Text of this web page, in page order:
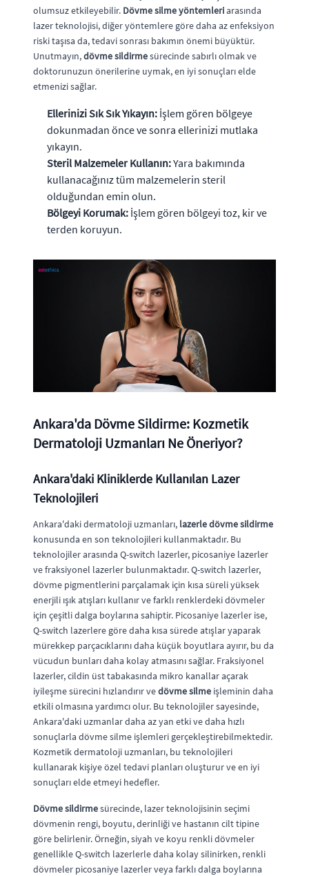
olumsuz etkileyebilir. Dövme silme yöntemleriarasında
lazer teknolojisi, diğer yöntemlere göre daha az enfeksiyon
riski taşısa da, tedavi sonrası bakımın önemi büyüktür.
Unutmayın,dövme sildirmesürecinde sabırlı olmak ve
doktorunuzun önerilerine uymak, en iyi sonuçları elde
etmenizi sağlar.
Ellerinizi Sık Sık Yıkayın: İşlem gören bölgeye
dokunmadan önce ve sonra ellerinizi mutlaka
yıkayın.
Steril Malzemeler Kullanın:Yara bakımında
kullanacağınız tüm malzemelerin steril
olduğundan emin olun.
Bölgeyi Korumak: İşlem gören bölgeyi toz, kir ve
terden koruyun.
Ankara'da Dövme Sildirme: Kozmetik
Dermatoloji Uzmanları Ne Öneriyor?
Ankara'daki Kliniklerde Kullanılan Lazer
Teknolojileri
Ankara'daki dermatoloji uzmanları, lazerle dövme sildirme
konusunda en son teknolojileri kullanmaktadır. Bu
teknolojiler arasında Q-switch lazerler, picosaniye lazerler
ve fraksiyonel lazerler bulunmaktadır. Q-switch lazerler,
dövme pigmentlerini parçalamak için kısa süreli yüksek
enerjili ışık atışları kullanır ve farklı renklerdeki dövmeler
için çeşitli dalga boylarına sahiptir. Picosaniye lazerler ise,
Q-switch lazerlere göre daha kısa sürede atışlar yaparak
mürekkep parçacıklarını daha küçük boyutlara ayırır, bu da
vücudun bunları daha kolay atmasını sağlar. Fraksiyonel
lazerler, cildin üst tabakasında mikro kanallar açarak
iyileşme sürecini hızlandırır vedövme silme işleminin daha
etkili olmasına yardımcı olur. Bu teknolojiler sayesinde,
Ankara'daki uzmanlar daha az yan etki ve daha hızlı
sonuçlarla dövme silme işlemleri gerçekleştirebilmektedir.
Kozmetik dermatoloji uzmanları, bu teknolojileri
kullanarak kişiye özel tedavi planları oluşturur ve en iyi
sonuçları elde etmeyi hedefler.
Dövme sildirmesürecinde, lazer teknolojisinin seçimi
dövmenin rengi, boyutu, derinliği ve hastanın cilt tipine
göre belirlenir. Örneğin, siyah ve koyu renkli dövmeler
genellikle Q-switch lazerlerle daha kolay silinirken, renkli
dövmeler picosaniye lazerler veya farklı dalga boylarına